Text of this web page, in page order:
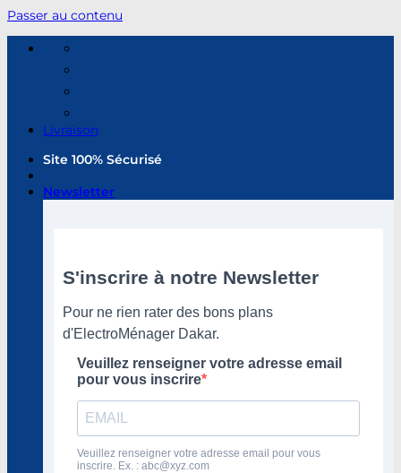
Passer au contenu
Livraison
Site 100% Sécurisé
Newsletter
S'inscrire à notre Newsletter
Pour ne rien rater des bons plans
d'ElectroMénager Dakar.
Veuillez renseigner votre adresse email
pour vous inscrire
Veuillez renseigner votre adresse email pour vous
inscrire. Ex. : abc@xyz.com